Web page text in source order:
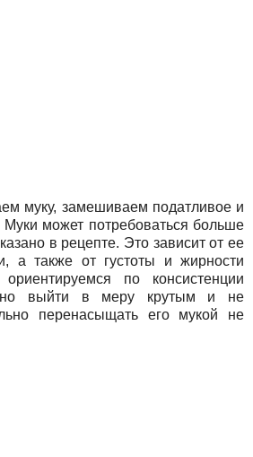
муку, замешиваем податливое и
Муки может потребоваться больше
в рецепте. Это зависит от ее
а также от густоты и жирности
по консистенции
выйти в меру крутым и не
перенасыщать его мукой не